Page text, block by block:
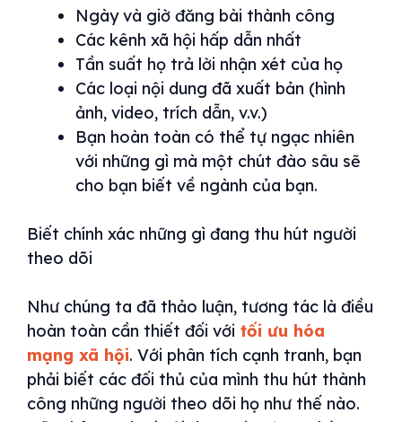
Ngày và giờ đăng bài thành công
Các kênh xã hội hấp dẫn nhất
Tần suất họ trả lời nhận xét của họ
Các loại nội dung đã xuất bản (hình
ảnh, video, trích dẫn, v.v.)
Bạn hoàn toàn có thể tự ngạc nhiên
với những gì mà một chút đào sâu sẽ
cho bạn biết về ngành của bạn.
Biết chính xác những gì đang thu hút người
theo dõi
Như chúng ta đã thảo luận, tương tác là điều
hoàn toàn cần thiết đối với tối ưu hóa
mạng xã hội. Với phân tích cạnh tranh, bạn
phải biết các đối thủ của mình thu hút thành
công những người theo dõi họ như thế nào.